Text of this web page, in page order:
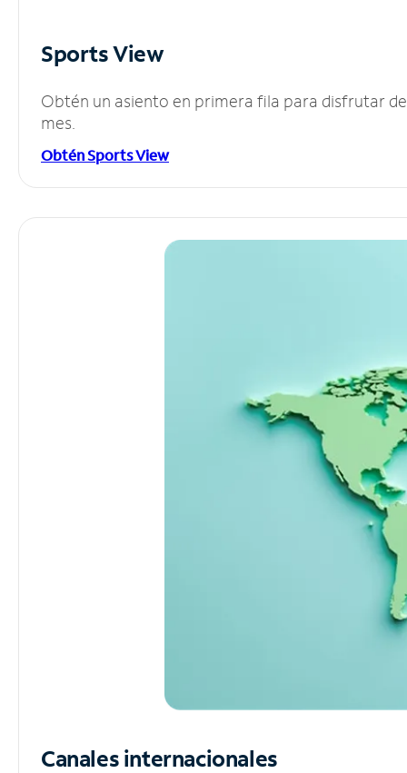
Sports View
Obtén un asiento en primera fila para disfrutar
mes.
Obtén Sports View
Canales internacionales